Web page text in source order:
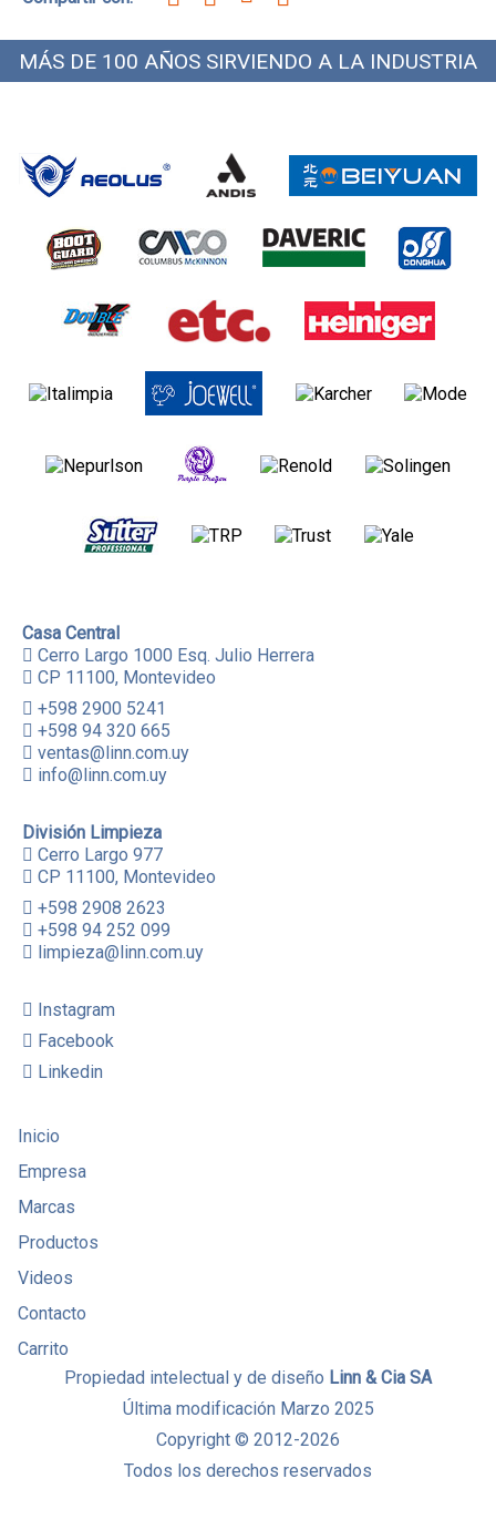
MÁS DE 100 AÑOS SIRVIENDO A LA INDUSTRIA
Casa Central
Cerro Largo 1000 Esq. Julio Herrera
CP 11100, Montevideo
+598 2900 5241
+598 94 320 665
ventas@linn.com.uy
info@linn.com.uy
División Limpieza
Cerro Largo 977
CP 11100, Montevideo
+598 2908 2623
+598 94 252 099
limpieza@linn.com.uy
Instagram
Facebook
Linkedin
Inicio
Empresa
Marcas
Productos
Videos
Contacto
Carrito
Propiedad intelectual y de diseño Linn & Cia SA
Última modificación Marzo 2025
Copyright © 2012-2026
Todos los derechos reservados